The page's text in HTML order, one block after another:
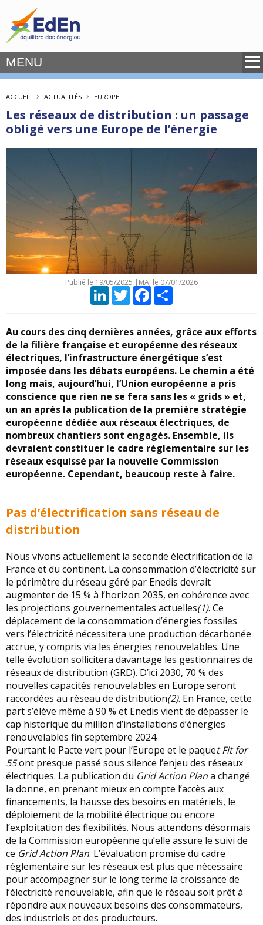
MENU
ACCUEIL › ACTUALITÉS › EUROPE
Les réseaux de distribution : un passage
obligé vers une Europe de l’énergie
Publié le 19/05/2025 | MAJ le 07/01/2026
LinkedInTwitterFacebook
Au cours des cinq dernières années, grâce aux efforts
de la filière française et européenne des réseaux
électriques, l’infrastructure énergétique s’est
imposée dans les débats européens. Le chemin a été
long mais, aujourd’hui, l’Union européenne a pris
conscience que rien ne se fera sans les « grids » et,
un an après la publication de la première stratégie
européenne dédiée aux réseaux électriques, de
nombreux chantiers sont engagés. Ensemble, ils
devraient constituer le cadre réglementaire sur les
réseaux esquissé par la nouvelle Commission
européenne. Cependant, beaucoup reste à faire.
Pas d’électrification sans réseau de
distribution
Nous vivons actuellement la seconde électrification de la
France et du continent. La consommation d’électricité sur
le périmètre du réseau géré par Enedis devrait
augmenter de 15 % à l’horizon 2035, en cohérence avec
les projections gouvernementales actuelles(1). Ce
déplacement de la consommation d’énergies fossiles
vers l’électricité nécessitera une production décarbonée
accrue, y compris via les énergies renouvelables. Une
telle évolution sollicitera davantage les gestionnaires de
réseaux de distribution (GRD). D’ici 2030, 70 % des
nouvelles capacités renouvelables en Europe seront
raccordées au réseau de distribution(2). En France, cette
part s’élève même à 90 % et Enedis vient de dépasser le
cap historique du million d’installations d’énergies
renouvelables fin septembre 2024.
Pourtant le Pacte vert pour l’Europe et le paquet Fit for
55ont presque passé sous silence l’enjeu des réseaux
électriques. La publication du Grid Action Plana changé
la donne, en prenant mieux en compte l’accès aux
financements, la hausse des besoins en matériels, le
déploiement de la mobilité électrique ou encore
l’exploitation des flexibilités. Nous attendons désormais
de la Commission européenne qu’elle assure le suivi de
ce Grid Action Plan. L’évaluation promise du cadre
réglementaire sur les réseaux est plus que nécessaire
pour accompagner sur le long terme la croissance de
l’électricité renouvelable, afin que le réseau soit prêt à
répondre aux nouveaux besoins des consommateurs,
des industriels et des producteurs.